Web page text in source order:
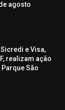
agosto
e Visa,
realizam ação
São